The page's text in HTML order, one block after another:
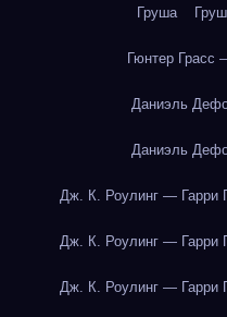
Груша
Гюнтер Грасс
Даниэль
Даниэль
Дж. К. Роулинг — Гарри
Дж. К. Роулинг — Гарри
Дж. К. Роулинг — Гарри